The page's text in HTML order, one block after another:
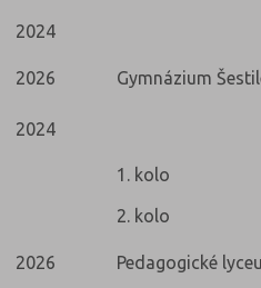
2024
2026 Gymnázium
2024
1. kolo
2. kolo
2026 Pedagogické